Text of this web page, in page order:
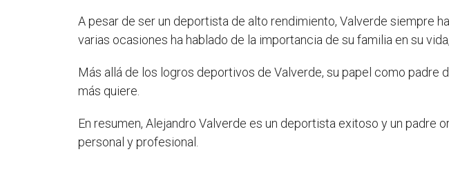
A pesar de ser un deportista de alto rendimiento, Valverde siempre
varias ocasiones ha hablado de la importancia de su familia en su
Más allá de los logros deportivos de Valverde, su papel como padre
más quiere.
En resumen, Alejandro Valverde es un deportista exitoso y un padre
personal y profesional.